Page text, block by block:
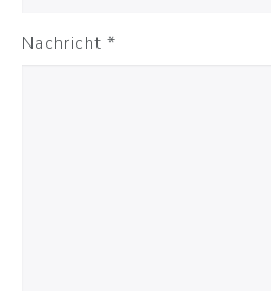
Nachricht *